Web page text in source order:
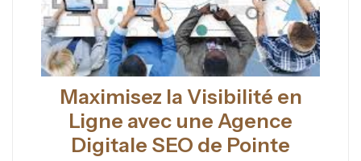
Maximisez la Visibilité en
Ligne avec une Agence
Digitale SEO de Pointe